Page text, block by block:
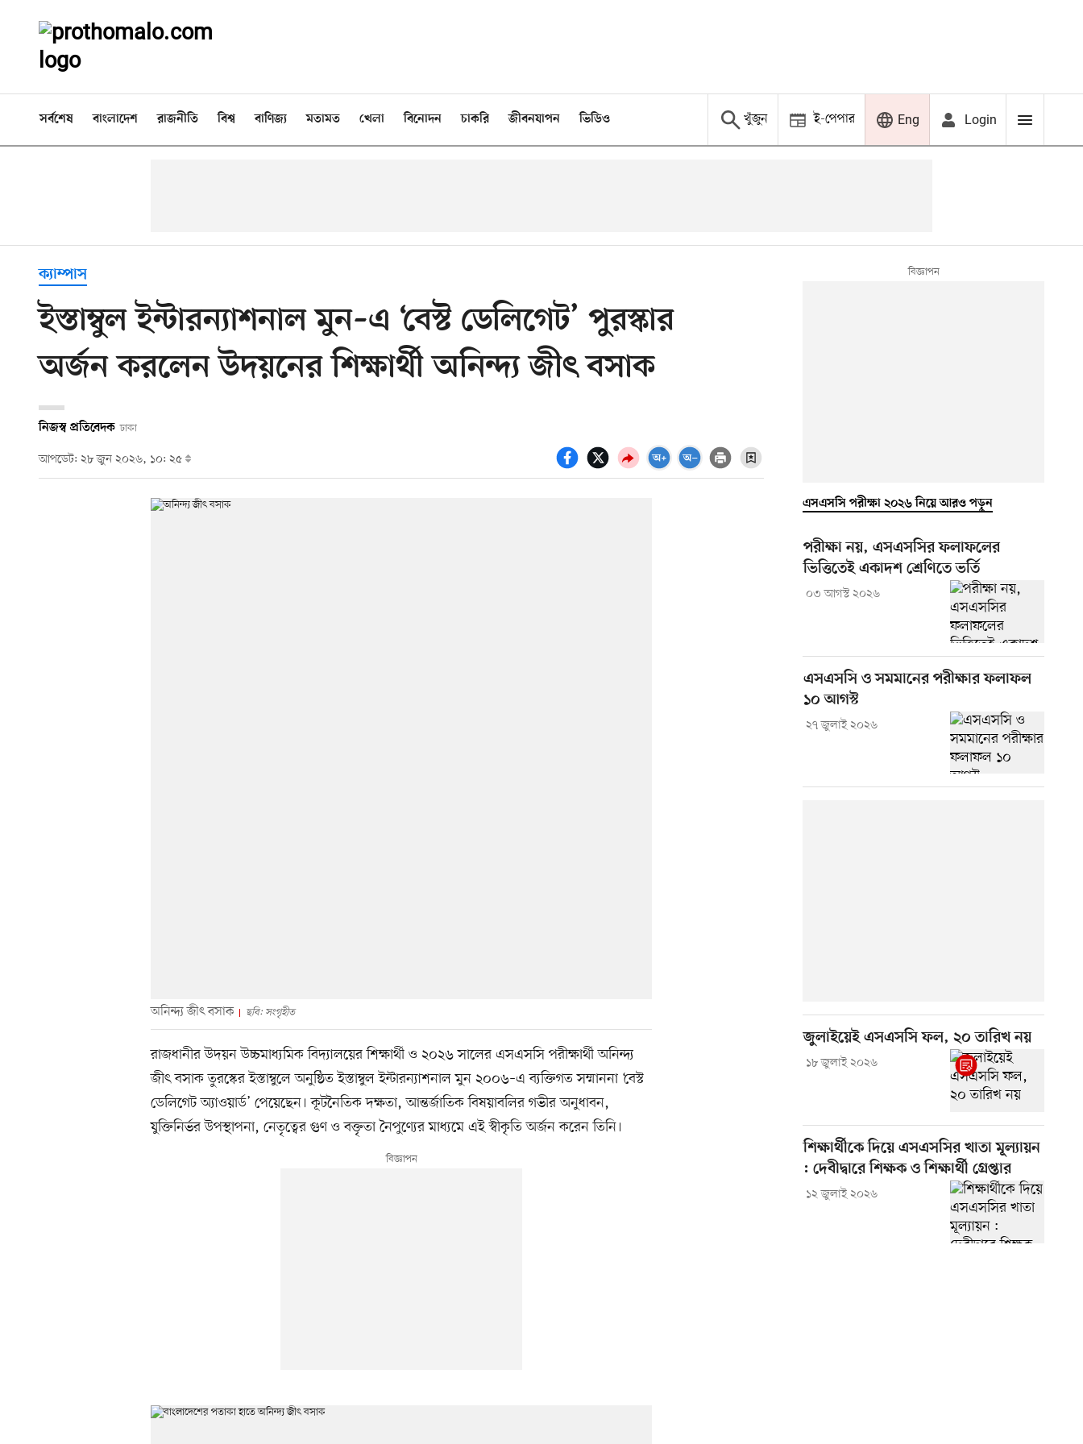
সর্বশেষ বাংলাদেশ রাজনীতি বিশ্ব বাণিজ্য মতামত খেলা বিনোদন চাকরি জীবনযাপন ভিডিও খুঁজুন ই-পেপার Eng Login
ক্যাম্পাস
ইস্তাম্বুল ইন্টারন্যাশনাল মুন–এ ‘বেস্ট ডেলিগেট’ পুরস্কার
অর্জন করলেন উদয়নের শিক্ষার্থী অনিন্দ্য জীৎ বসাক
নিজস্ব প্রতিবেদক ঢাকা
আপডেট: ২৮ জুন ২০২৬, ১০: ২৫
অনিন্দ্য জীৎ বসাক ছবি: সংগৃহীত
রাজধানীর উদয়ন উচ্চমাধ্যমিক বিদ্যালয়ের শিক্ষার্থী ও ২০২৬ সালের এসএসসি পরীক্ষার্থী অনিন্দ্য
জীৎ বসাক তুরস্কের ইস্তাম্বুলে অনুষ্ঠিত ইস্তাম্বুল ইন্টারন্যাশনাল মুন ২০০৬–এ ব্যক্তিগত সম্মাননা ‘বেস্ট
ডেলিগেট অ্যাওয়ার্ড’ পেয়েছেন। কূটনৈতিক দক্ষতা, আন্তর্জাতিক বিষয়াবলির গভীর অনুধাবন,
যুক্তিনির্ভর উপস্থাপনা, নেতৃত্বের গুণ ও বক্তৃতা নৈপুণ্যের মাধ্যমে এই স্বীকৃতি অর্জন করেন তিনি।
এসএসসি পরীক্ষা ২০২৬ নিয়ে আরও পড়ুন
পরীক্ষা নয়, এসএসসির ফলাফলের
ভিত্তিতেই একাদশ শ্রেণিতে ভর্তি
০৩ আগস্ট ২০২৬
এসএসসি ও সমমানের পরীক্ষার ফলাফল
১০ আগস্ট
২৭ জুলাই ২০২৬
জুলাইয়েই এসএসসি ফল, ২০ তারিখ নয়
১৮ জুলাই ২০২৬
শিক্ষার্থীকে দিয়ে এসএসসির খাতা মূল্যায়ন
: দেবীদ্বারে শিক্ষক ও শিক্ষার্থী গ্রেপ্তার
১২ জুলাই ২০২৬